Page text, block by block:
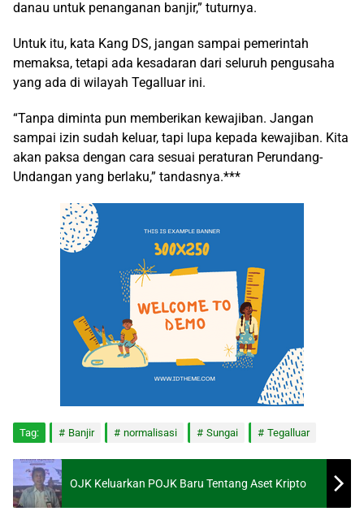
danau untuk penanganan banjir,” tuturnya.
Untuk itu, kata Kang DS, jangan sampai pemerintah
memaksa, tetapi ada kesadaran dari seluruh pengusaha
yang ada di wilayah Tegalluar ini.
“Tanpa diminta pun memberikan kewajiban. Jangan
sampai izin sudah keluar, tapi lupa kepada kewajiban. Kita
akan paksa dengan cara sesuai peraturan Perundang-
Undangan yang berlaku,” tandasnya.***
Tag: Banjir normalisasi Sungai Tegalluar
OJK Keluarkan POJK Baru Tentang Aset Kripto